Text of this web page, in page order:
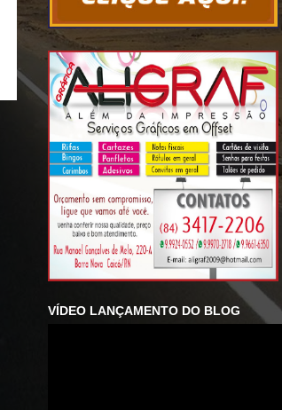
VÍDEO LANÇAMENTO DO BLOG